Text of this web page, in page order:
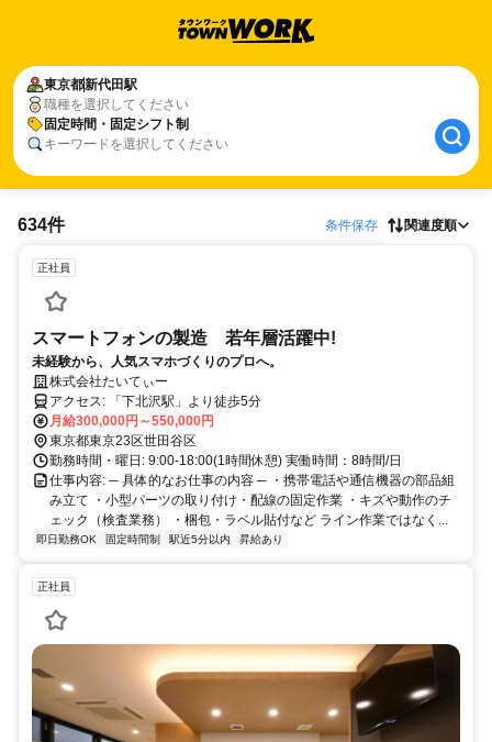
東京都新代田駅
職種を選択してください
固定時間・固定シフト制
キーワードを選択してください
634件 条件保存 関連度順
正社員
スマートフォンの製造 若年層活躍中!
未経験から、人気スマホづくりのプロへ。
株式会社たいてぃー
アクセス: 「下北沢駅」より徒歩5分
月給300,000円～550,000円
東京都東京23区世田谷区
勤務時間・曜日: 9:00-18:00(1時間休憩) 実働時間：8時間/日
仕事内容: ─ 具体的なお仕事の内容 ─ ・携帯電話や通信機器の部品組
み立て ・小型パーツの取り付け・配線の固定作業 ・キズや動作のチ
ェック（検査業務） ・梱包・ラベル貼付など ライン作業ではなく...
即日勤務OK 固定時間制 駅近5分以内 昇給あり
正社員